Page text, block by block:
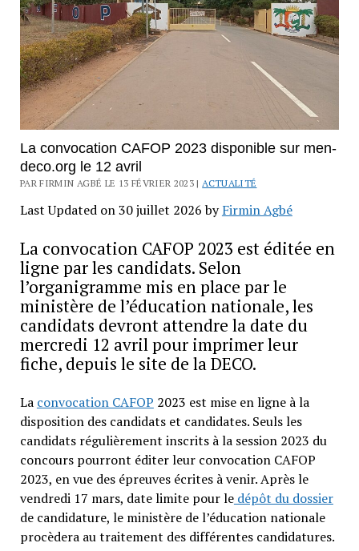
La convocation CAFOP 2023 disponible sur men-
deco.org le 12 avril
PAR FIRMIN AGBÉ LE 13 FÉVRIER 2023 | ACTUALITÉ
Last Updated on 30 juillet 2026 byFirmin Agbé
La convocation CAFOP 2023 est éditée en
ligne par les candidats. Selon
l’organigramme mis en place par le
ministère de l’éducation nationale, les
candidats devront attendre la date du
mercredi 12 avril pour imprimer leur
fiche, depuis le site de la DECO.
La convocation CAFOP 2023 est mise en ligne à la
disposition des candidats et candidates. Seuls les
candidats régulièrement inscrits à la session 2023 du
concours pourront éditer leur convocation CAFOP
2023, en vue des épreuves écrites à venir. Après le
vendredi 17 mars, date limite pour ledépôt du dossier
de candidature, le ministère de l’éducation nationale
procèdera au traitement des différentes candidatures.